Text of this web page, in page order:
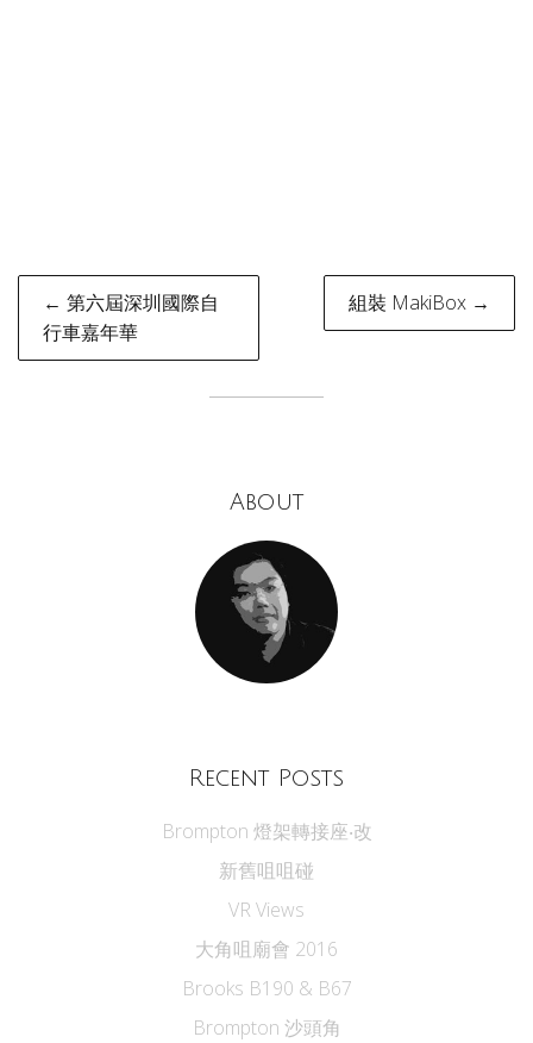
Post
navigation
← 第六屆深圳國際自
行車嘉年華
組裝 MakiBox →
About
Recent Posts
Brompton 燈架轉接座‧改
新舊咀咀碰
VR Views
大角咀廟會 2016
Brooks B190 & B67
Brompton 沙頭角